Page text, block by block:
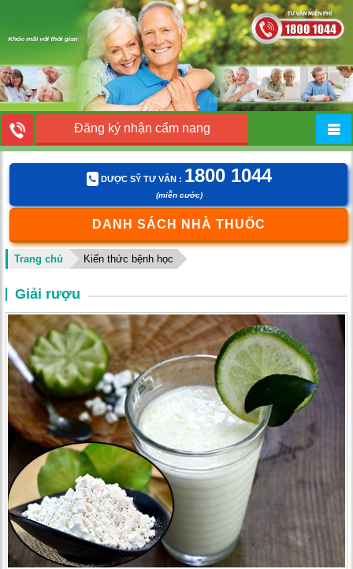
Đăng ký nhận cẩm nang
DƯỢC SỸ TƯ VẤN : 1800 1044
(miễn cước)
DANH SÁCH NHÀ THUỐC
Trang chủ Kiến thức bệnh học
Giải rượu